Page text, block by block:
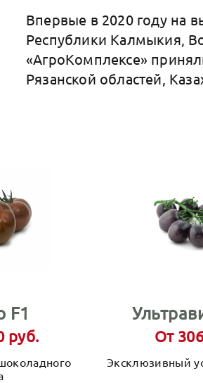
Впервые в 2020 году на
Республики Калмыкия,
«АгроКомплексе»
Рязанской областей,
F1
руб. От
Эксклюзивный